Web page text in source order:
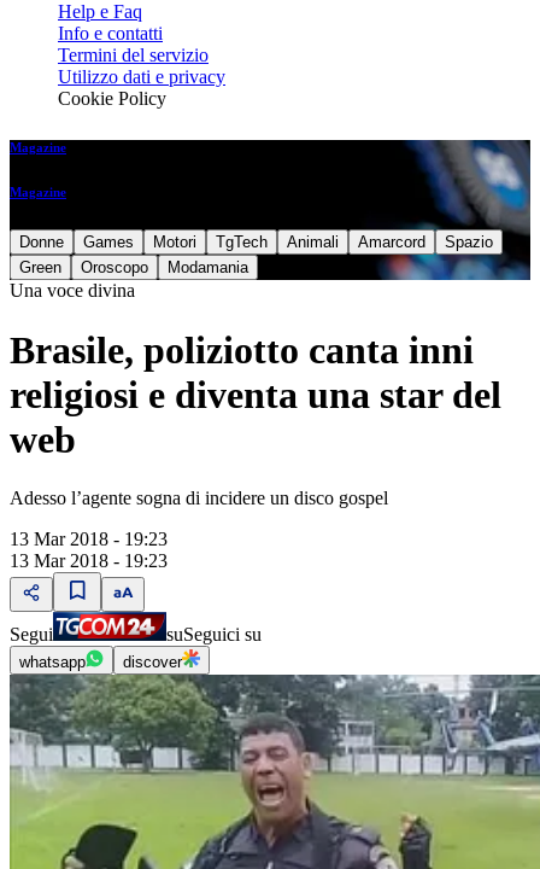
Help e Faq
Info e contatti
Termini del servizio
Utilizzo dati e privacy
Cookie Policy
Magazine
Magazine
Donne Games Motori TgTech Animali Amarcord
Spazio
Green
Oroscopo Modamania
Una voce divina
Brasile, poliziotto canta inni
religiosi e diventa una star del
web
Adesso l’agente sogna di incidere un disco gospel
13 Mar 2018 - 19:23
13 Mar 2018 - 19:23
Segui suSeguici su
whatsapp discover